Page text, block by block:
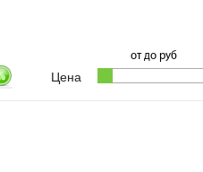
отдо руб